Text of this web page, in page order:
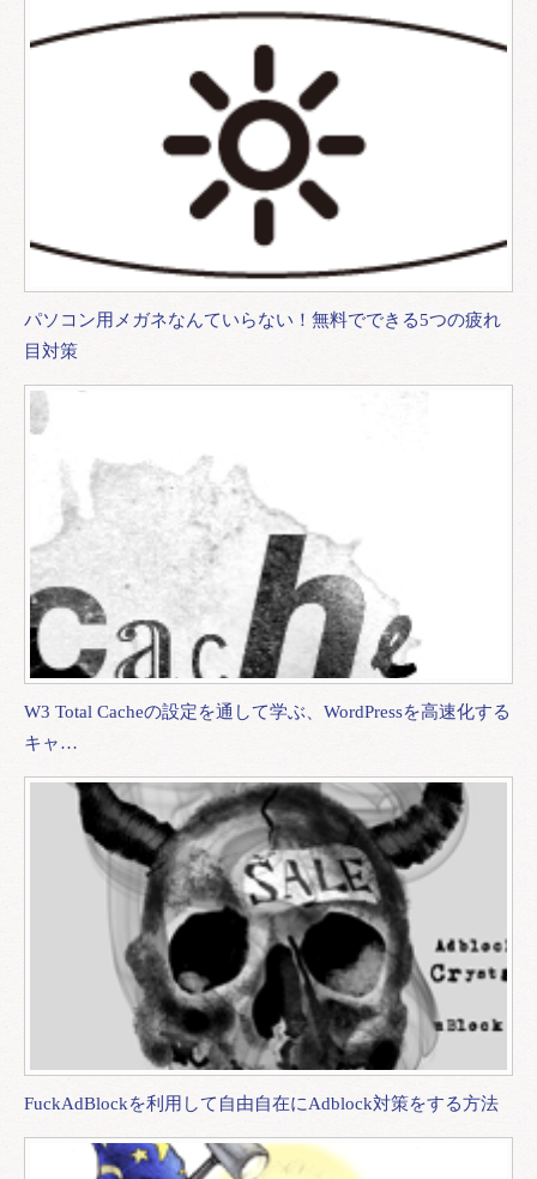
パソコン用メガネなんていらない！無料でできる5つの疲れ
目対策
W3 Total Cacheの設定を通して学ぶ、WordPressを高速化する
キャ…
FuckAdBlockを利用して自由自在にAdblock対策をする方法